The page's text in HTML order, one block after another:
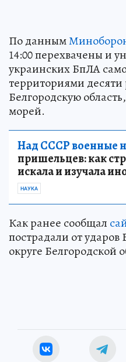
По данным
14:00 перехвачены и
украинских БпЛА
территориями
Белгородскую
морей.
Над СССР военные
пришельцев: как
искала и изучала
НАУКА
Как ранее сообщал
пострадали от
округе Белгородской